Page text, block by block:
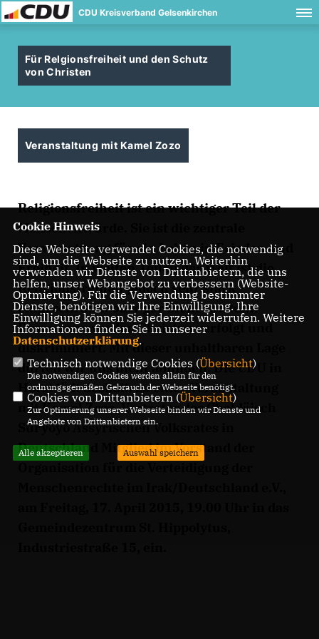
CDU Kreisverband Gelsenkirchen
Für Relgionsfreiheit und den Schutz
von Christen
Veranstaltung mit Kamel Zozo
Religionsfreiheit ist ein wichtiger Teil der
Menschenwürde. Sie ist die zentrale
Voraussetzung für ein Leben in Frieden und
Freiheit. In weiten Teilen der Welt ist die
Religionsfreiheit jedoch sehr stark
eingeschränkt oder gar nicht existent.
Besonders werden Christen verfolgt und
diskriminiert. Mit dieser unhaltbaren Lage
dürfen wir uns nicht abfinden. Die CDU in
Horst lädt deshalb zu einer Veranstaltung
mit Kamel Zozo, Vertreter des Chaldäisch
Suryoyo Assyrischen Volksrates in
Deutschland Mitglied im Vorstand der
Cookie Hinweis
Diese Webseite verwendet Cookies, die notwendig
sind, um die Webseite zu nutzen. Weiterhin
verwenden wir Dienste von Drittanbietern, die uns
helfen, unser Webangebot zu verbessern (Website-
Optmierung). Für die Verwendung bestimmter
Dienste, benötigen wir Ihre Einwilligung. Ihre
Einwilligung können Sie jederzeit widerrufen. Weitere
Informationen finden Sie in unserer
Datenschutzerklärung.
Technisch notwendige Cookies (Übersicht)
Die notwendigen Cookies werden allein für den
ordnungsgemäßen Gebrauch der Webseite benötigt.
Cookies von Drittanbietern (Übersicht)
Zur Optimierung unserer Webseite binden wir Dienste und
Angebote von Drittanbietern ein.
Alle akzeptieren Auswahl speichern